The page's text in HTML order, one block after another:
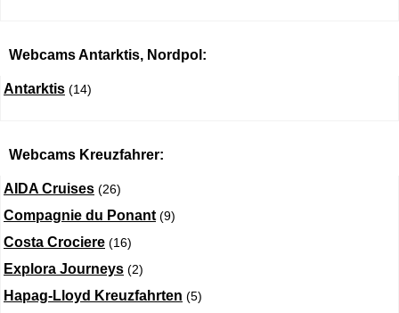
Webcams Antarktis, Nordpol:
Antarktis (14)
Webcams Kreuzfahrer:
AIDA Cruises (26)
Compagnie du Ponant (9)
Costa Crociere (16)
Explora Journeys (2)
Hapag-Lloyd Kreuzfahrten (5)